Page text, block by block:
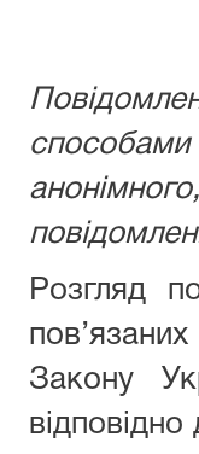
Розгляд
Закону